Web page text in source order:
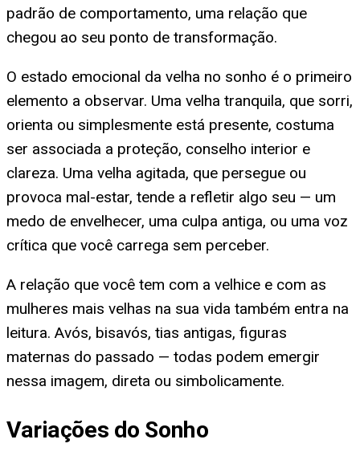
padrão de comportamento, uma relação que
chegou ao seu ponto de transformação.
O estado emocional da velha no sonho é o primeiro
elemento a observar. Uma velha tranquila, que sorri,
orienta ou simplesmente está presente, costuma
ser associada a proteção, conselho interior e
clareza. Uma velha agitada, que persegue ou
provoca mal-estar, tende a refletir algo seu — um
medo de envelhecer, uma culpa antiga, ou uma voz
crítica que você carrega sem perceber.
A relação que você tem com a velhice e com as
mulheres mais velhas na sua vida também entra na
leitura. Avós, bisavós, tias antigas, figuras
maternas do passado — todas podem emergir
nessa imagem, direta ou simbolicamente.
Variações do Sonho